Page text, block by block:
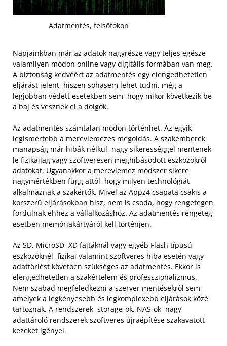
Adatmentés, felsőfokon
Napjainkban már az adatok nagyrésze vagy teljes egésze
valamilyen módon online vagy digitális formában van meg.
A biztonság kedvéért az adatmentés egy elengedhetetlen
eljárást jelent, hiszen sohasem lehet tudni, még a
legjobban védett esetekben sem, hogy mikor következik be
a baj és vesznek el a dolgok.
Az adatmentés számtalan módon történhet. Az egyik
legismertebb a merevlemezes megoldás. A szakemberek
manapság már hibák nélkül, nagy sikerességgel mentenek
le fizikailag vagy szoftveresen meghibásodott eszközökről
adatokat. Ugyanakkor a merevlemez módszer sikere
nagymértékben függ attól, hogy milyen technológiát
alkalmaznak a szakértők. Mivel az Appz4 csapata csakis a
korszerű eljárásokban hisz, nem is csoda, hogy rengetegen
fordulnak ehhez a vállalkozáshoz. Az adatmentés rengeteg
esetben memóriakártyáról kell történjen.
Az SD, MicroSD, XD fajtáknál vagy egyéb Flash típusú
eszközöknél, fizikai valamint szoftveres hiba esetén vagy
adattörlést követően szükséges az adatmentés. Ekkor is
elengedhetetlen a szakértelem és professzionalizmus.
Nem szabad megfeledkezni a szerver mentésekről sem,
amelyek a legkényesebb és legkomplexebb eljárások közé
tartoznak. A rendszerek, storage-ok, NAS-ok, nagy
adattároló rendszerek szoftveres újraépítése szakavatott
kezeket igényel.